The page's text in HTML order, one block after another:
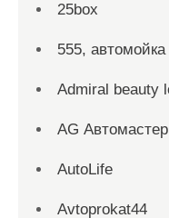
25box
555, автомойка
Admiral beauty
AG Автомастер
AutoLife
Avtoprokat44